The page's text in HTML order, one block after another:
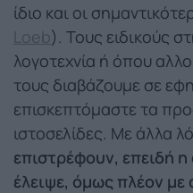
ίδιο και οι
Loeb). Τους ειδικούς
λογοτεχνία ή όπου
τους διαβάζουμε σε
επισκεπτόμαστε τα
ιστοσελίδες. Με άλλα
επιστρέφουν, επειδή
έλειψε, όμως πλέον